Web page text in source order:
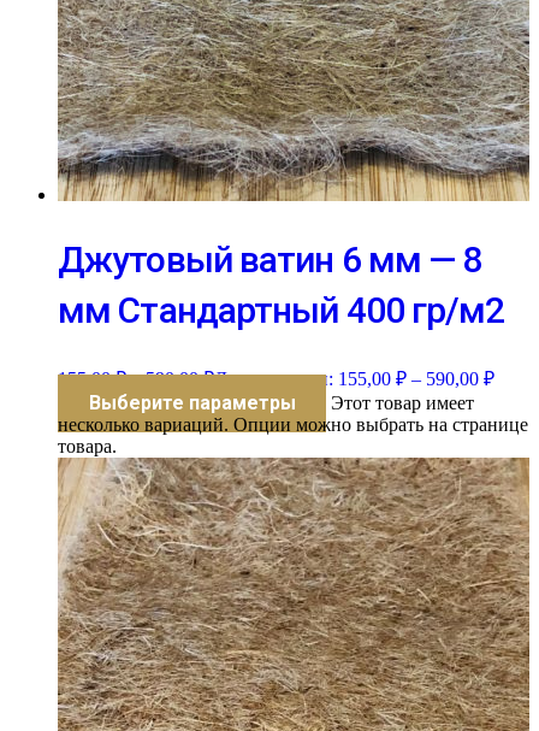
Джутовый ватин 6 мм — 8
мм Стандартный 400 гр/м2
155,00₽ – 590,00₽Диапазон цен: 155,00 ₽ – 590,00 ₽
Выберите параметры
Этот товар имеет
несколько вариаций. Опции можно выбрать на странице
товара.